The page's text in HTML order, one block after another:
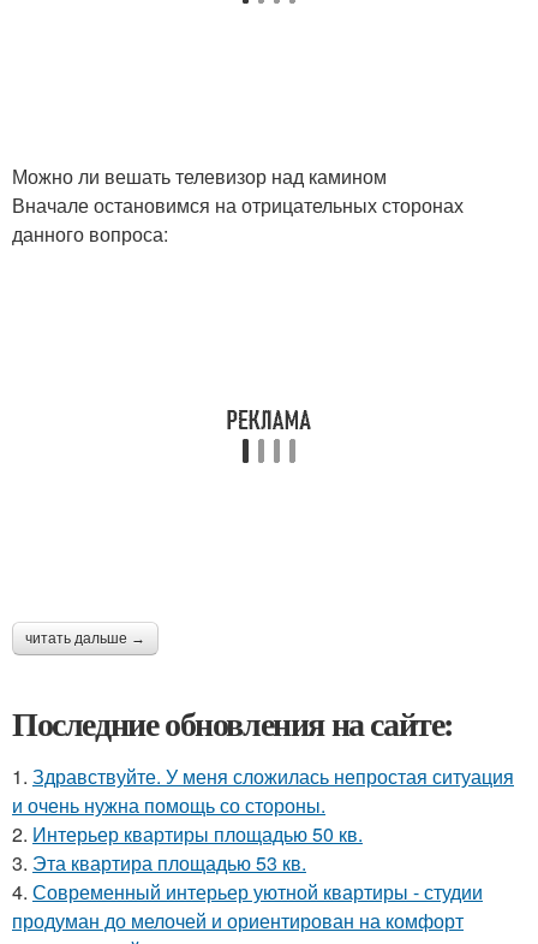
Можно ли вешать телевизор над камином
Вначале остановимся на отрицательных сторонах
данного вопроса:
читать дальше →
Последние обновления на сайте:
1. Здравствуйте. У меня сложилась непростая ситуация
и очень нужна помощь со стороны.
2. Интерьер квартиры площадью 50 кв.
3. Эта квартира площадью 53 кв.
4. Современный интерьер уютной квартиры - студии
продуман до мелочей и ориентирован на комфорт